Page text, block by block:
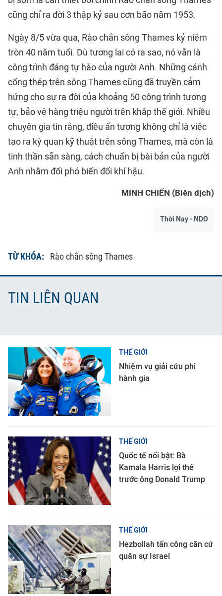
cũng chỉ ra đời 3 thập kỷ sau cơn bão năm 1953.
Ngày 8/5 vừa qua, Rào chắn sông Thames kỷ niệm
tròn 40 năm tuổi. Dù tương lai có ra sao, nó vẫn là
công trình đáng tự hào của người Anh. Những cánh
cổng thép trên sông Thames cũng đã truyền cảm
hứng cho sự ra đời của khoảng 50 công trình tương
tự, bảo vệ hàng triệu người trên khắp thế giới. Nhiều
chuyên gia tin rằng, điều ấn tượng không chỉ là việc
tạo ra kỳ quan kỹ thuật trên sông Thames, mà còn là
tinh thần sẵn sàng, cách chuẩn bị bài bản của người
Anh nhằm đối phó biến đổi khí hậu.
MINH CHIẾN (Biên dịch)
Thời Nay - NDO
TỪ KHÓA: Rào chắn sông Thames
TIN LIÊN QUAN
THẾ GIỚI
Nhiệm vụ giải cứu phi
hành gia
THẾ GIỚI
Quốc tế nổi bật: Bà
Kamala Harris lợi thế
trước ông Donald Trump
THẾ GIỚI
Hezbollah tấn công căn cứ
quân sự Israel